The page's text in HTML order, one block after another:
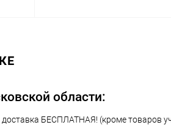
В избранное
области:
БЕСПЛАТНАЯ! (кроме товаров